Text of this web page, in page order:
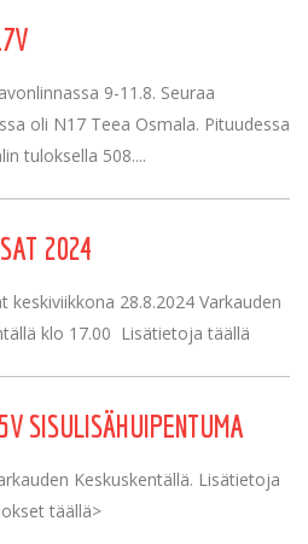
9-11.8. Seuraa
oli N17 Teea Osmala. Pituudessa
tuloksella 508....
2024
keskiviikkona 28.8.2024 Varkauden
klo 17.00 Lisätietoja täällä
SISULISÄHUIPENTUMA
Keskuskentällä. Lisätietoja
täällä>